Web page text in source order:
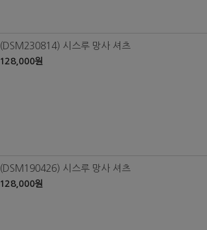
(DSM230814) 시스루 망사 셔츠
128,000원
(DSM190426) 시스루 망사 셔츠
128,000원